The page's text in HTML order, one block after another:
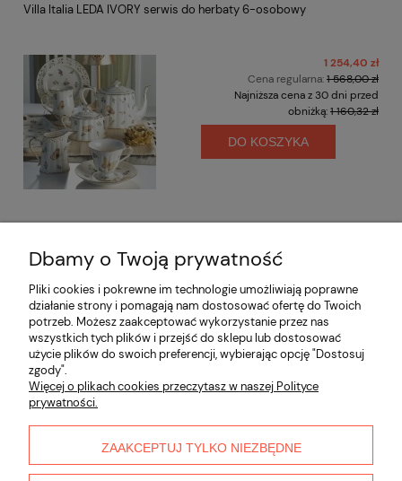
Villa Italia LEDA IVORY serwis do herbaty 6-osobowy
1 254,40 zł
Cena regularna:1 568,00 zł
Najniższa cena z 30 dni przed
obniżką:1 160,32 zł
DO KOSZYKA
Opinie o produkcie (0)
Informacje
Płatności i dostawa
O nas
Dbamy o Twoją prywatność
Pliki cookies i pokrewne im technologie umożliwiają poprawne
działanie strony i pomagają nam dostosować ofertę do Twoich
potrzeb. Możesz zaakceptować wykorzystanie przez nas
wszystkich tych plików i przejść do sklepu lub dostosować
użycie plików do swoich preferencji, wybierając opcję "Dostosuj
zgody".
Więcej o plikach cookies przeczytasz w naszej Polityce
prywatności.
ZAAKCEPTUJ TYLKO NIEZBĘDNE